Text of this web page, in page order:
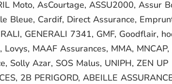
Moto, AsCourtage, ASSU2000, Assur
Bleue, Cardif, Direct Assurance,
GENERALI 7341, GMF, Goodflair,
Lovys, MAAF Assurances, MMA,
Solly Azar, SOS Malus, UNIPH, ZEN UP
2B PERIGORD, ABEILLE